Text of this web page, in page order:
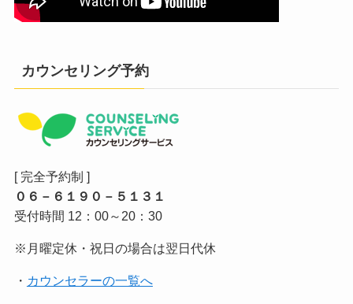
カウンセリング予約
[ 完全予約制 ]
０６－６１９０－５１３１
受付時間 12：00～20：30
※月曜定休・祝日の場合は翌日代休
・ カウンセラーの一覧へ